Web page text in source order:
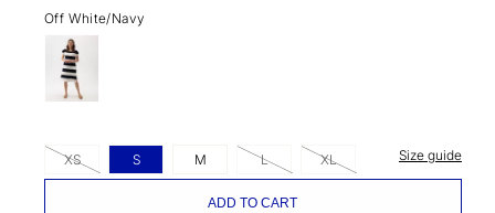
Off White/Navy
XS S M L XL Size guide
ADD TO CART